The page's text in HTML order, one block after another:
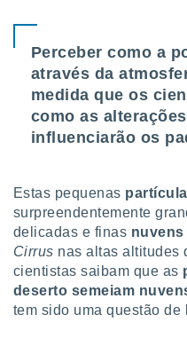
a
cookies,
site
caso,
de que
navegação
não
cookies
o
ou
Perceber como a
através da
medida que os
como as
influenciarão os
Estas pequenas
surpreendentemente
delicadas e finas nuvens
Cirrus nas altas altitudes
cientistas saibam que as
deserto semeiam
tem sido uma questão de